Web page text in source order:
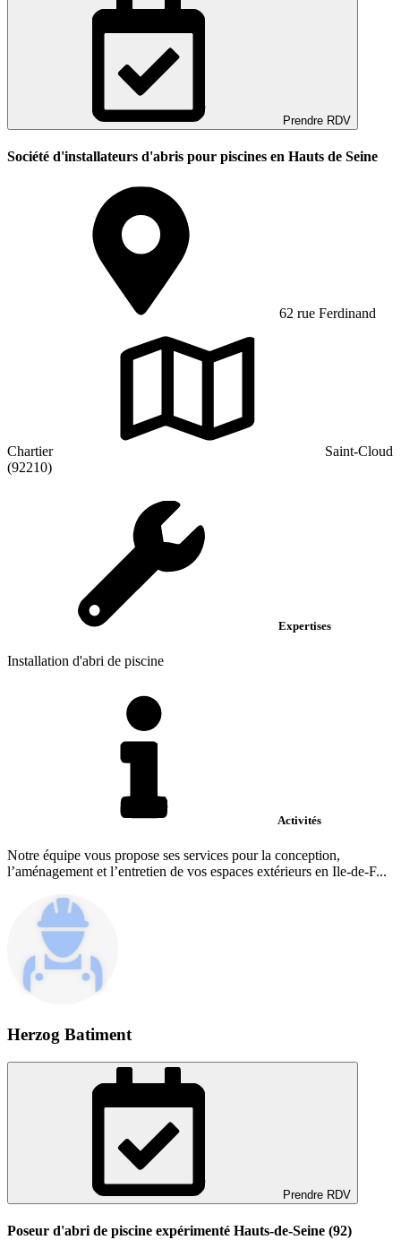
Prendre RDV
Société d'installateurs d'abris pour piscines en Hauts de Seine
62 rue Ferdinand
Chartier
Saint-Cloud
(92210)
Expertises
Installation d'abri de piscine
Activités
Notre équipe vous propose ses services pour la conception,
l’aménagement et l’entretien de vos espaces extérieurs en Ile-de-F...
Herzog Batiment
Prendre RDV
Poseur d'abri de piscine expérimenté Hauts-de-Seine (92)